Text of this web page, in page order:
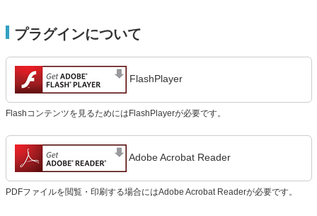
プラグインについて
FlashPlayer
Flashコンテンツを見るためにはFlashPlayerが必要です。
Adobe Acrobat Reader
PDFファイルを閲覧・印刷する場合にはAdobe Acrobat Readerが必要です。